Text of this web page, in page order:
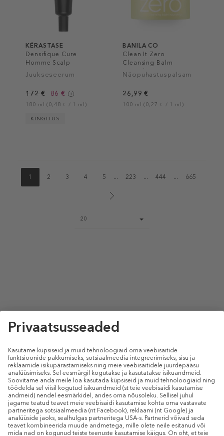
KÉRASTASE
Densifique Cure
Homme Scalp
Treatment
Juukseseerum
172 € 86 €
180 ml (0,48 € / 1 ml)
KINGITUS
BANILA CO
Clean It Zero
Cleansing Balm
Nourishing
Näopuhastuspalsam
26,99 €
100 ml (0,27 € / 1 ml)
1 2 3 4 5 ... 223 ... 444 ... 665
size
20